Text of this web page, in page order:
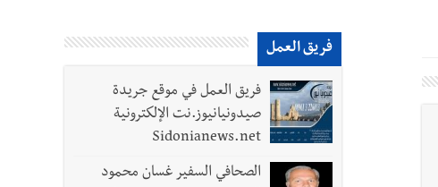
فريق العمل
فريق العمل في موقع جريدة
صيدونيانيوز.نت الإلكترونية
Sidonianews.net
الصحافي السفير غسان محمود